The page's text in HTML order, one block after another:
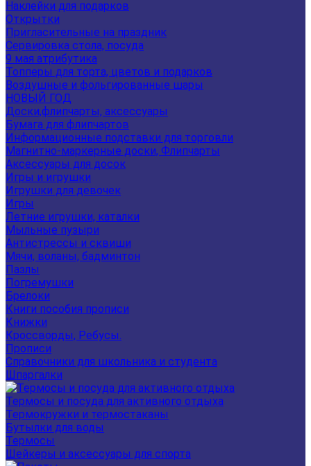
Наклейки для подарков
Открытки
Пригласительные на праздник
Сервировка стола, посуда
9 мая атрибутика
Топперы для торта, цветов и подарков
Воздушные и фольгированные шары
НОВЫЙ ГОД
Доски,флипчарты, аксессуары
Бумага для флипчартов
Информационные подставки для торговли
Магнитно-маркерные доски, Флипчарты
Аксессуары для досок
Игры и игрушки
Игрушки для девочек
Игры
Летние игрушки, каталки
Мыльные пузыри
Антистрессы и сквиши
Мячи, воланы, бадминтон
Пазлы
Погремушки
Брелоки
Книги пособия прописи
Книжки
Кроссворды, Ребусы.
Прописи
Справочники для школьника и студента
Шпаргалки
Термосы и посуда для активного отдыха
Термокружки и термостаканы
Бутылки для воды
Термосы
Шейкеры и аксессуары для спорта